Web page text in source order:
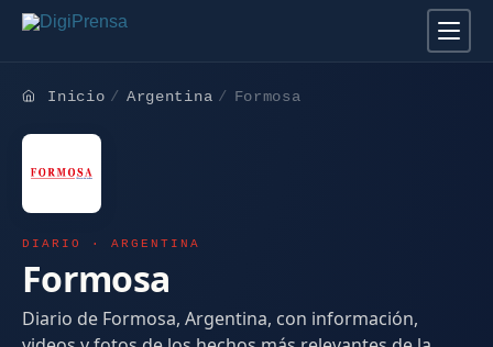
Inicio Argentina Formosa
DIARIO · ARGENTINA
Formosa
Diario de Formosa, Argentina, con información,